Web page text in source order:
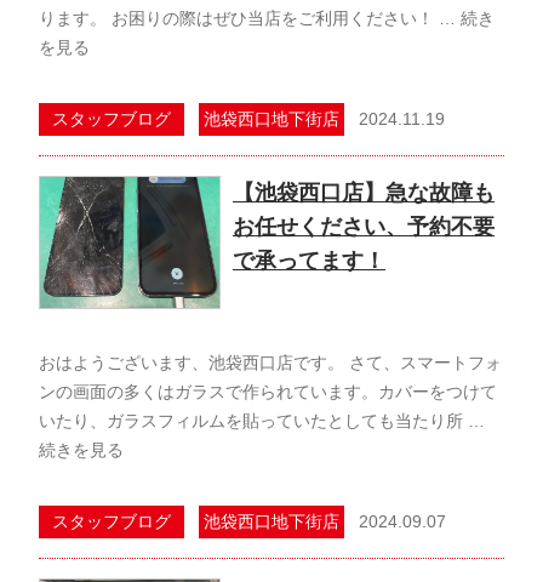
ります。 お困りの際はぜひ当店をご利用ください！ … 続き
を見る
スタッフブログ 池袋西口地下街店 2024.11.19
【池袋西口店】急な故障も
お任せください、予約不要
で承ってます！
おはようございます、池袋西口店です。 さて、スマートフォ
ンの画面の多くはガラスで作られています。カバーをつけて
いたり、ガラスフィルムを貼っていたとしても当たり所 …
続きを見る
スタッフブログ 池袋西口地下街店 2024.09.07